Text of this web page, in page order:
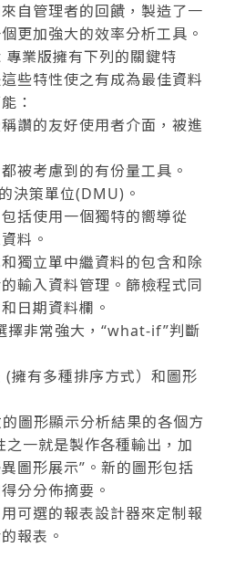
自管理者的回饋，製造了一
更加強大的效率分析工具。
業版擁有下列的關鍵特
些特性使之有成為最佳資料
：
讚的友好使用者介面，被進
被考慮到的有份量工具。
決策單位(DMU)。
括使用一個獨特的嚮導從
料。
獨立單中繼資料的包含和除
輸入資料管理。篩檢程式同
日期資料欄。
擇非常強大，“what-if”判斷
擁有多種排序方式）和圖形
圖形顯示分析結果的各個方
之一就是製作各種輸出，加
圖形展示”。新的圖形包括
分分佈摘要。
可選的報表設計器來定制報
報表。